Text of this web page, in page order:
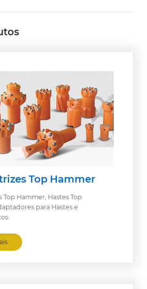
Top Hammer
Top Hammer, Hastes Top
para Hastes e